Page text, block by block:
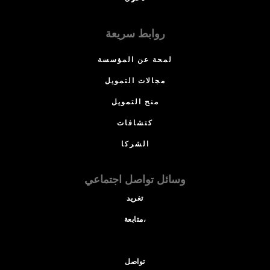
روابط سريعة
لمحة عن المؤسسة
مجالات التمويل
منح التمويل
كتشافات
الشركا
وسائل تواصل اجتماعي
تغريد
متابعة،
تواصل